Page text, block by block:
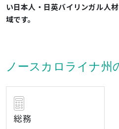
い日本人・日英バイリンガル人
域です。
ノースカロライナ州
総務